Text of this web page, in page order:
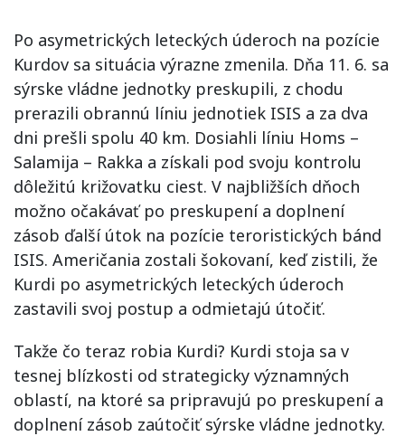
Po asymetrických leteckých úderoch na pozície
Kurdov sa situácia výrazne zmenila. Dňa 11. 6. sa
sýrske vládne jednotky preskupili, z chodu
prerazili obrannú líniu jednotiek ISIS a za dva
dni prešli spolu 40 km. Dosiahli líniu Homs –
Salamija – Rakka a získali pod svoju kontrolu
dôležitú križovatku ciest. V najbližších dňoch
možno očakávať po preskupení a doplnení
zásob ďalší útok na pozície teroristických bánd
ISIS. Američania zostali šokovaní, keď zistili, že
Kurdi po asymetrických leteckých úderoch
zastavili svoj postup a odmietajú útočiť.
Takže čo teraz robia Kurdi? Kurdi stoja sa v
tesnej blízkosti od strategicky významných
oblastí, na ktoré sa pripravujú po preskupení a
doplnení zásob zaútočiť sýrske vládne jednotky.